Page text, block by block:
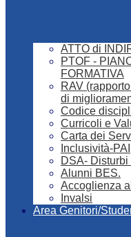
ATTO di
PTOF -
FORMATIVA
RAV
di
Codice
Curricoli e
Carta dei
Inclusività-PAI
DSA-
Alunni BES.
Accoglienza
Invalsi
Area Genitori/